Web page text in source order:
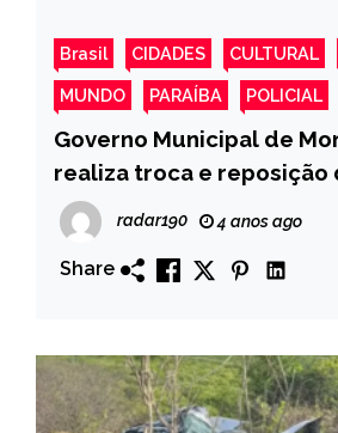
Brasil CIDADES CULTURAL
MUNDO PARAÍBA POLICIAL
Governo Municipal de
realiza troca e reposição
iluminação pública de
Cidade
radar190 4 anos ago
Share